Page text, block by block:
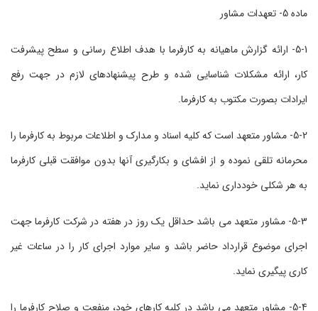
ماده 5- تعهدات مشاور
5-1- ارائه گزارش ماهیانه به کارفرما با هدف اطلاع رسانی و سطح پیشرفت
کار، ارائه مشکلات شناسایی شده و طرح پیشنهادهای لازم در جهت رفع
ایرادات بصورت مکتوب به کارفرما.
5-2- مشاور متعهد است که کلیه اسناد و مدارک و اطلاعات مربوط به کارفرما را
محرمانه تلقی نموده و از افشای و بکارگیری آنها بدون موافقت قبلی کارفرما
به هر شکلی خودداری نماید.
5-3- مشاور متعهد می باشد حداقل یک روز در هفته در شرکت کارفرما جهت
اجرای موضوع قرارداد حاضر باشد و سایر موارد اجرای کار را در ساعات غیر
کاری پیگیری نماید.
5-4- مشاور متعهد می باشد در کلیه کارهای خود، منفعت و صلاح کارفرما را